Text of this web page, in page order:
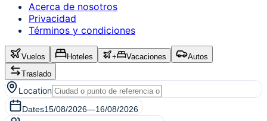
Acerca de nosotros
Privacidad
Términos y condiciones
Vuelos Hoteles + Vacaciones
Autos
Traslado
Location
Dates15/08/2026—16/08/2026